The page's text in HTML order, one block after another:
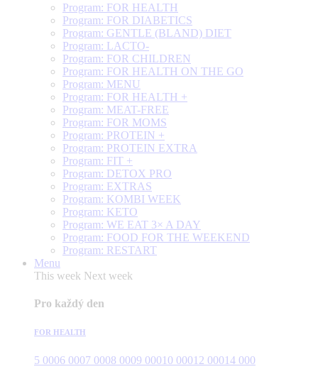
Program: FOR HEALTH
Program: FOR DIABETICS
Program: GENTLE (BLAND) DIET
Program: LACTO-
Program: FOR CHILDREN
Program: FOR HEALTH ON THE GO
Program: MENU
Program: FOR HEALTH +
Program: MEAT-FREE
Program: FOR MOMS
Program: PROTEIN +
Program: PROTEIN EXTRA
Program: FIT +
Program: DETOX PRO
Program: EXTRAS
Program: KOMBI WEEK
Program: KETO
Program: WE EAT 3× A DAY
Program: FOOD FOR THE WEEKEND
Program: RESTART
Menu
This week Next week
Pro každý den
FOR HEALTH
5 0006 0007 0008 0009 00010 00012 00014 000